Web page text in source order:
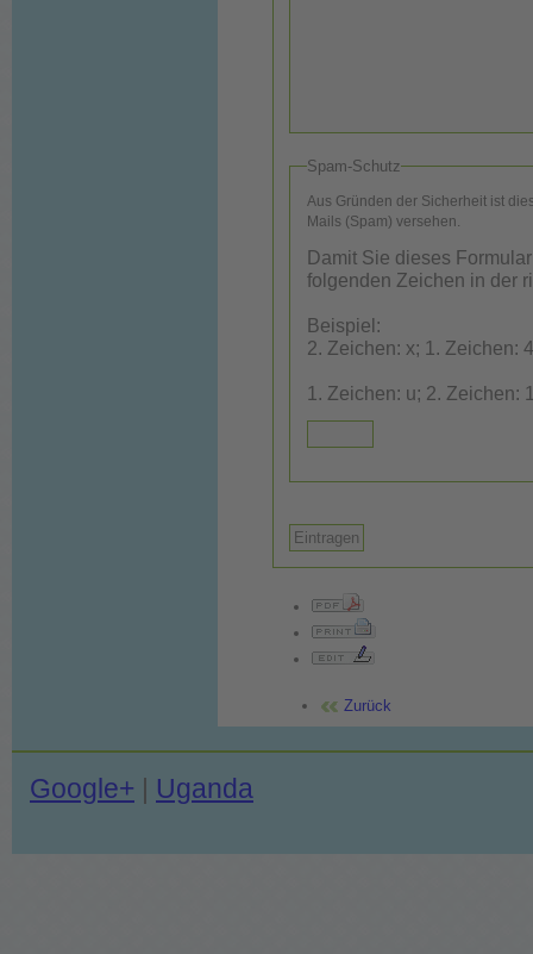
Spam-Schutz
Aus Gründen der Sicherheit ist
Mails (Spam) versehen.
Damit Sie dieses
folgenden Zeichen in der
Beispiel:
2. Zeichen: x; 1. Zeichen:
Zurück
Google+ | Uganda